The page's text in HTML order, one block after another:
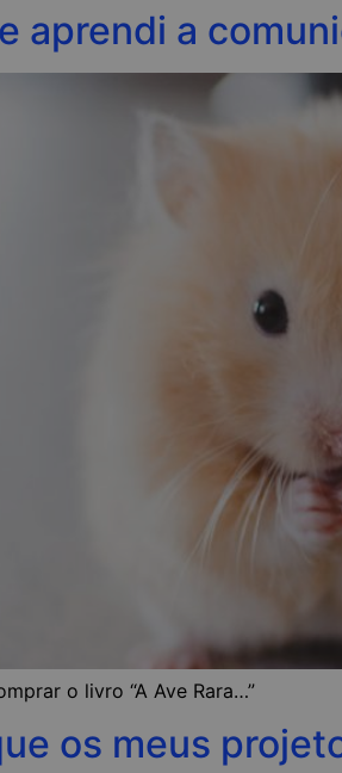
aprendi a
o livro “A Ave Rara…”
os meus